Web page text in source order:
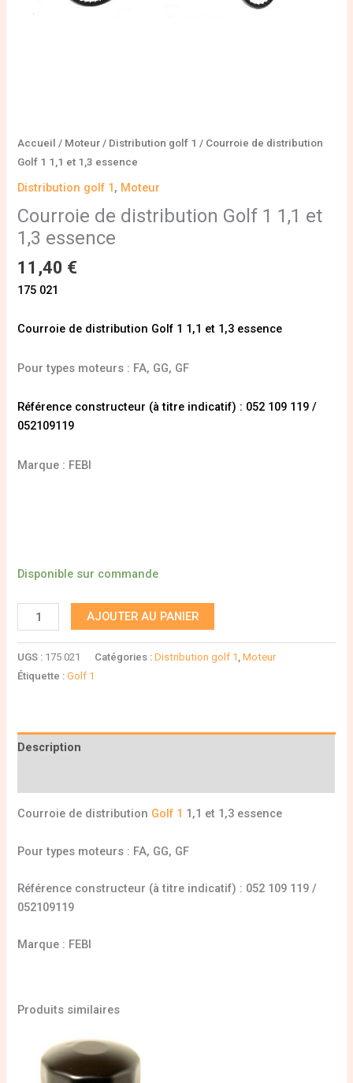
Accueil / Moteur / Distribution golf 1 / Courroie de distribution
Golf 1 1,1 et 1,3 essence
Distribution golf 1, Moteur
Courroie de distribution Golf 1 1,1 et
1,3 essence
11,40 €
175 021
Courroie de distribution Golf 1 1,1 et 1,3 essence
Pour types moteurs : FA, GG, GF
Référence constructeur (à titre indicatif) : 052 109 119 /
052109119
Marque : FEBI
Disponible sur commande
AJOUTER AU PANIER
UGS : 175 021 Catégories :Distribution golf 1 ,Moteur
Étiquette :Golf 1
Description
Courroie de distribution Golf 1 1,1 et 1,3 essence
Pour types moteurs : FA, GG, GF
Référence constructeur (à titre indicatif) : 052 109 119 /
052109119
Marque : FEBI
Produits similaires